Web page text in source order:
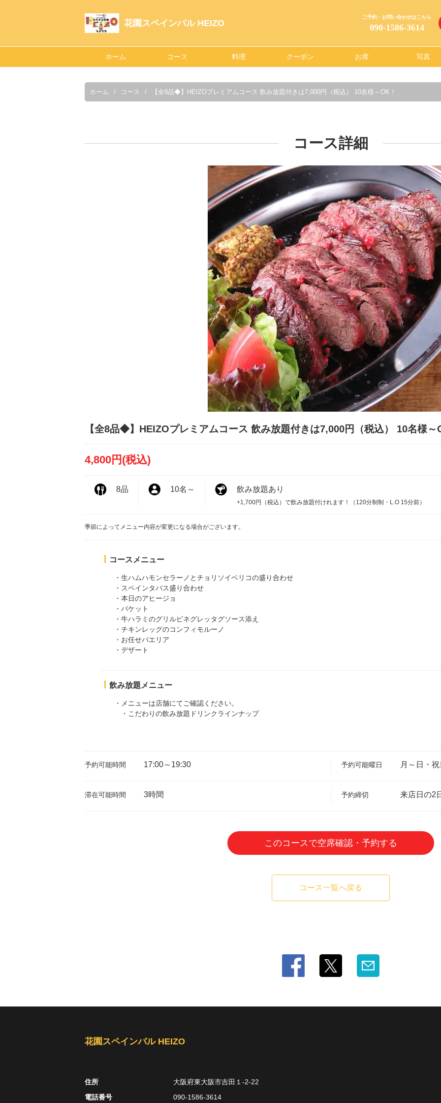
花園スペインバル HEIZO
ご予約・お問い合わせはこちら
090-1586-3614
ホーム コース 料理 クーポン お席 写真
ホーム コース 【全8品◆】HEIZOプレミアムコース 飲み放題付きは7,000円（税込） 10名様～OK！
コース詳細
【全8品◆】HEIZOプレミアムコース 飲み放題付きは7,000円（税込） 10名様～
4,800円 (税込)
8品 10名 ～ 飲み放題あり
+1,700円（税込）で飲み放題付けれます！（120分制制・L.O 15分前）
季節によってメニュー内容が変更になる場合がございます。
コースメニュー
・生ハムハモンセラーノとチョリソイベリコの盛り合わせ
・スペインタパス盛り合わせ
・本日のアヒージョ
・バケット
・牛ハラミのグリルビネグレッタグソース添え
・チキンレッグのコンフィモルーノ
・お任せパエリア
・デザート
飲み放題メニュー
・メニューは店舗にてご確認ください。
・こだわりの飲み放題ドリンクラインナップ
予約可能時間 17:00～19:30 予約可能曜日 月～日・
滞在可能時間 3時間 予約締切 来店日の2
このコースで空席確認・予約する
コース一覧へ戻る
花園スペインバル HEIZO
住所
大阪府東大阪市吉田１-2-22
電話番号
090-1586-3614